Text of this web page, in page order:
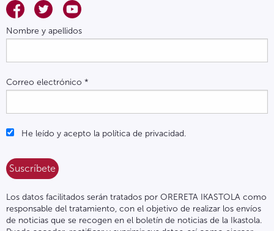
Nombre y apellidos
Correo electrónico *
He leído y acepto la política de privacidad.
Los datos facilitados serán tratados por ORERETA IKASTOLA como
responsable del tratamiento, con el objetivo de realizar los envíos
de noticias que se recogen en el boletín de noticias de la Ikastola.